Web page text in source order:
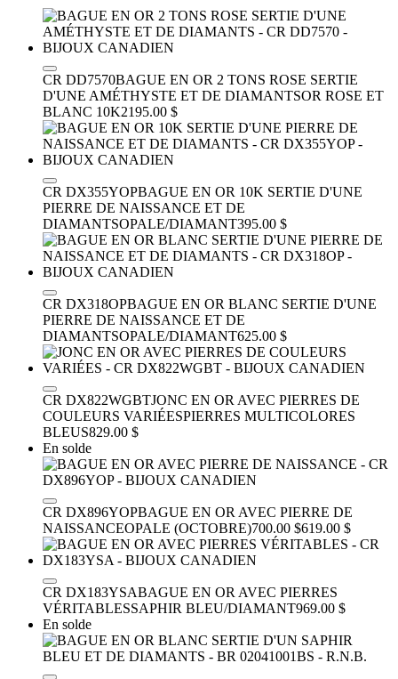
CR DD7570BAGUE EN OR 2 TONS ROSE SERTIE
D'UNE AMÉTHYSTE ET DE DIAMANTSOR ROSE ET
BLANC 10K2195.00 $
CR DX355YOPBAGUE EN OR 10K SERTIE D'UNE
PIERRE DE NAISSANCE ET DE
DIAMANTSOPALE/DIAMANT395.00 $
CR DX318OPBAGUE EN OR BLANC SERTIE D'UNE
PIERRE DE NAISSANCE ET DE
DIAMANTSOPALE/DIAMANT625.00 $
CR DX822WGBTJONC EN OR AVEC PIERRES DE
COULEURS VARIÉESPIERRES MULTICOLORES
BLEUS829.00 $
En solde
CR DX896YOPBAGUE EN OR AVEC PIERRE DE
NAISSANCEOPALE (OCTOBRE)700.00 $619.00 $
CR DX183YSABAGUE EN OR AVEC PIERRES
VÉRITABLESSAPHIR BLEU/DIAMANT969.00 $
En solde